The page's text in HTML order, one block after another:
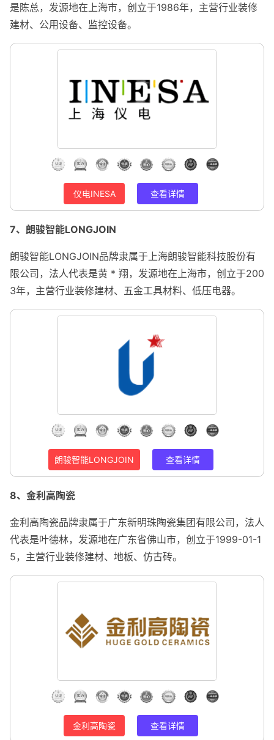
是陈总，发源地在上海市，创立于1986年，主营行业装修
建材、公用设备、监控设备。
仪电INESA 查看详情
7、朗骏智能LONGJOIN
朗骏智能LONGJOIN品牌隶属于上海朗骏智能科技股份有
限公司，法人代表是黄 * 翔，发源地在上海市，创立于200
3年，主营行业装修建材、五金工具材料、低压电器。
朗骏智能LONGJOIN 查看详情
8、金利高陶瓷
金利高陶瓷品牌隶属于广东新明珠陶瓷集团有限公司，法人
代表是叶德林，发源地在广东省佛山市，创立于1999-01-1
5，主营行业装修建材、地板、仿古砖。
金利高陶瓷 查看详情